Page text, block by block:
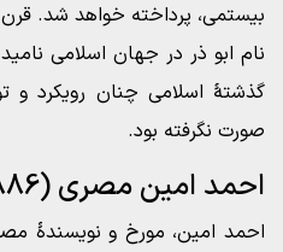
بیستمی، پرداخته خواهد شد.
نام ابو ذر در جهان اسلامی
گذشتۀ اسلامی چنان رویکرد و
صورت نگرفته بود.
احمد امین مصری (1886-1954م)
احمد امین، مورخ و نویسندۀ